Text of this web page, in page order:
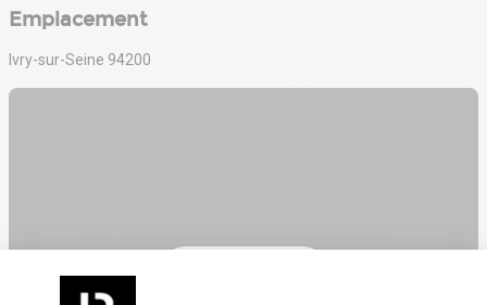
Emplacement
Ivry-sur-Seine 94200